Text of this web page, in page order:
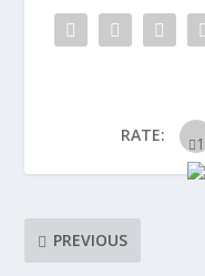
RATE:
PREVIOUS